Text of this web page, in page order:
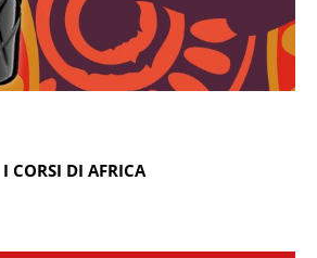
I CORSI DI AFRICA